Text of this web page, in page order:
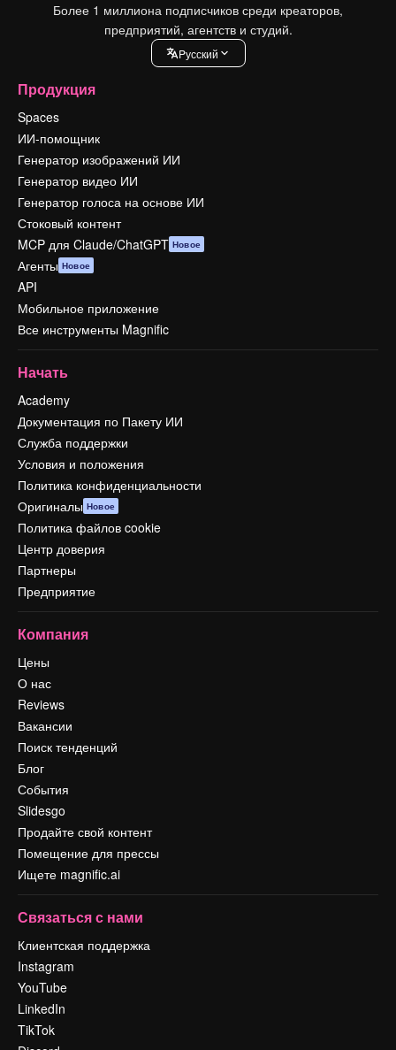
Более 1 миллиона подписчиков среди креаторов,
предприятий, агентств и студий.
Pусский
Продукция
Spaces
ИИ-помощник
Генератор изображений ИИ
Генератор видео ИИ
Генератор голоса на основе ИИ
Стоковый контент
MCP для Claude/ChatGPT Новое
Агенты Новое
API
Мобильное приложение
Все инструменты Magnific
Начать
Academy
Документация по Пакету ИИ
Служба поддержки
Условия и положения
Политика конфиденциальности
Оригиналы Новое
Политика файлов cookie
Центр доверия
Партнеры
Предприятие
Компания
Цены
О нас
Reviews
Вакансии
Поиск тенденций
Блог
События
Slidesgo
Продайте свой контент
Помещение для прессы
Ищете magnific.ai
Связаться с нами
Клиентская поддержка
Instagram
YouTube
LinkedIn
TikTok